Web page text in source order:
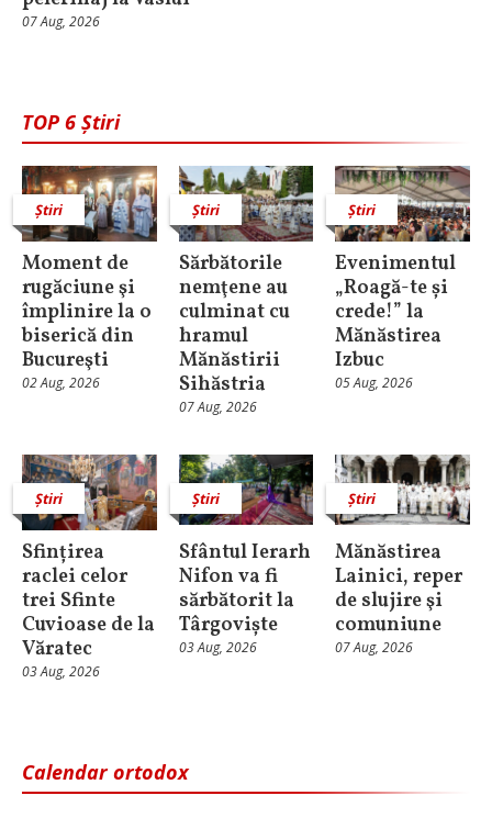
07 Aug, 2026
TOP 6 Știri
Știri
Moment de
rugăciune şi
împlinire la o
biserică din
Bucureşti
02 Aug, 2026
Știri
Sărbătorile
nemţene au
culminat cu
hramul
Mănăstirii
Sihăstria
07 Aug, 2026
Știri
Evenimentul
„Roagă-te și
crede!” la
Mănăstirea
Izbuc
05 Aug, 2026
Știri
Sfințirea
raclei celor
trei Sfinte
Cuvioase de la
Văratec
03 Aug, 2026
Știri
Sfântul Ierarh
Nifon va fi
sărbătorit la
Târgoviște
03 Aug, 2026
Știri
Mănăstirea
Lainici, reper
de slujire şi
comuniune
07 Aug, 2026
Calendar ortodox